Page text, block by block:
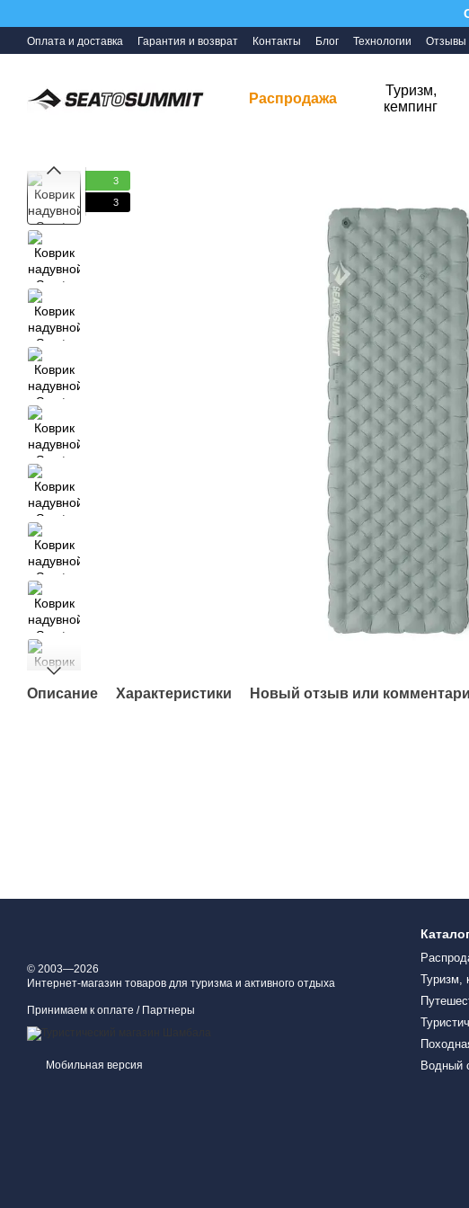
Оплата и доставка Гарантия и возврат Контакты Блог Технологии Отзывы
Распродажа
Туризм,
кемпинг
3
3
Описание Характеристики Новый отзыв или
© 2003—2026
Интернет-магазин товаров для туризма и активного отдыха
Принимаем к оплате / Партнеры
Мобильная версия
Туризм,
Водный